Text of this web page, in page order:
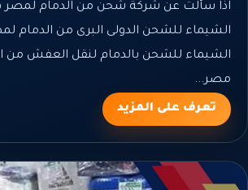
اذا سألت عن شركة شحن من الدمام لمصر
الشيماء للشحن الدولى البرى من الدمام
الشيماء للشحن بالدمام لنقل العفش من
مصر...
تعرف على المزيد